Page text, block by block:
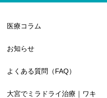
医療コラム
お知らせ
よくある質問（FAQ）
大宮でミラドライ治療｜ワキ